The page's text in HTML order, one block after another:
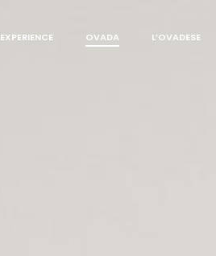
EXPERIENCE OVADA L’OVADESE